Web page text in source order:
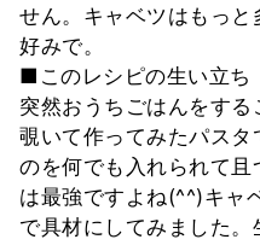
せん。キャベツはもっ
好みで。
■このレシピの生い立ち
突然おうちごはんをす
覗いて作ってみたパス
のを何でも入れられて
は最強ですよね(^^)キャ
で具材にしてみました